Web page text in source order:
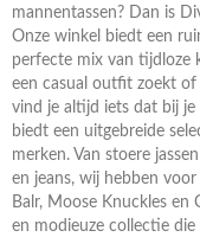
mannentassen? Dan is
Onze winkel biedt een
perfecte mix van tijdloze
een casual outfit zoekt of
vind je altijd iets dat bij je
biedt een uitgebreide
merken. Van stoere
en jeans, wij hebben
Balr, Moose Knuckles en
en modieuze collectie